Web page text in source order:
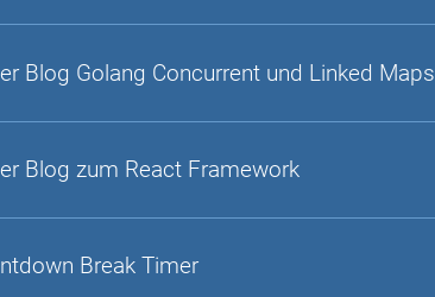
Blog Golang Concurrent und Linked Maps
Blog zum React Framework
Break Timer